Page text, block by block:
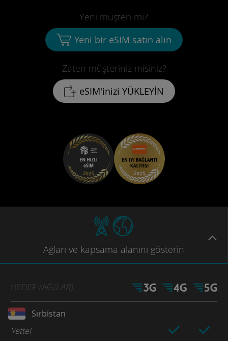
Zaten müşteriniz misiniz?
eSIM'inizi YÜKLEYİN
Yeni müşteri mi?
Yeni bir eSIM satın alın
Ağları ve kapsama alanını gösterin
HEDEF /AĞ(LAR)
Sırbistan
Yettel